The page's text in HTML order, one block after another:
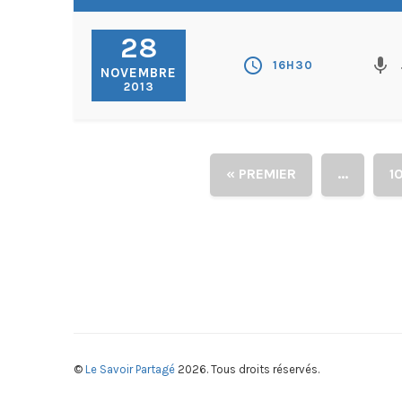
28
NOVEMBRE
2013
schedule 16H30 mic
« PREMIER ... 10
© Le Savoir Partagé 2026. Tous droits réservés.